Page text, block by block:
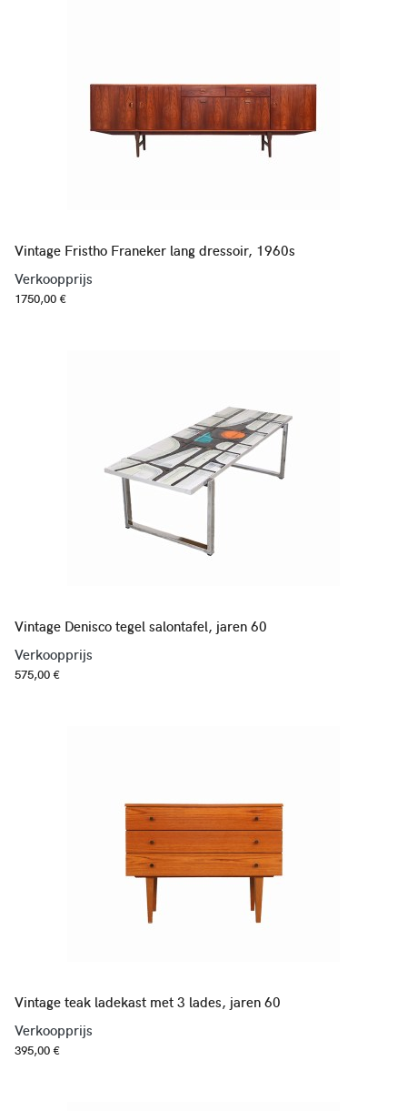
Vintage Fristho Franeker lang dressoir, 1960s
Verkoopprijs
1750,00 €
Vintage Denisco tegel salontafel, jaren 60
Verkoopprijs
575,00 €
Vintage teak ladekast met 3 lades, jaren 60
Verkoopprijs
395,00 €